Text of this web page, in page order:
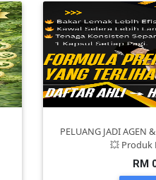
PELUANG JADI AGEN
💥 Produk
RM